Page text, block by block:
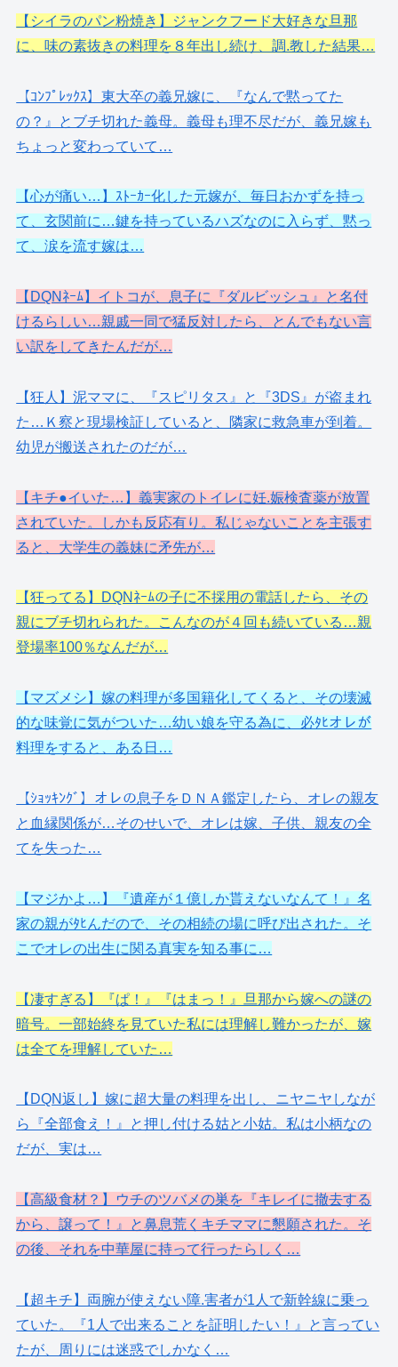
【シイラのパン粉焼き】ジャンクフード大好きな旦那
に、味の素抜きの料理を８年出し続け、調.教した結果…
【ｺﾝﾌﾟﾚｯｸｽ】東大卒の義兄嫁に、『なんで黙ってた
の？』とブチ切れた義母。義母も理不尽だが、義兄嫁も
ちょっと変わっていて…
【心が痛い…】ｽﾄｰｶｰ化した元嫁が、毎日おかずを持っ
て、玄関前に…鍵を持っているハズなのに入らず、黙っ
て、涙を流す嫁は…
【DQNﾈｰﾑ】イトコが、息子に『ダルビッシュ』と名付
けるらしい…親戚一同で猛反対したら、とんでもない言
い訳をしてきたんだが…
【狂人】泥ママに、『スピリタス』と『3DS』が盗まれ
た…Ｋ察と現場検証していると、隣家に救急車が到着。
幼児が搬送されたのだが…
【キチ●イいた…】義実家のトイレに妊.娠検査薬が放置
されていた。しかも反応有り。私じゃないことを主張す
ると、大学生の義妹に矛先が…
【狂ってる】DQNﾈｰﾑの子に不採用の電話したら、その
親にブチ切れられた。こんなのが４回も続いている…親
登場率100％なんだが…
【マズメシ】嫁の料理が多国籍化してくると、その壊滅
的な味覚に気がついた…幼い娘を守る為に、必ﾀﾋオレが
料理をすると、ある日…
【ｼｮｯｷﾝｸﾞ】オレの息子をＤＮＡ鑑定したら、オレの親友
と血縁関係が…そのせいで、オレは嫁、子供、親友の全
てを失った…
【マジかよ…】『遺産が１億しか貰えないなんて！』名
家の親がﾀﾋんだので、その相続の場に呼び出された。そ
こでオレの出生に関る真実を知る事に…
【凄すぎる】『ぱ！』『はまっ！』旦那から嫁への謎の
暗号。一部始終を見ていた私には理解し難かったが、嫁
は全てを理解していた…
【DQN返し】嫁に超大量の料理を出し、ニヤニヤしなが
ら『全部食え！』と押し付ける姑と小姑。私は小柄なの
だが、実は…
【高級食材？】ウチのツバメの巣を『キレイに撤去する
から、譲って！』と鼻息荒くキチママに懇願された。そ
の後、それを中華屋に持って行ったらしく…
【超キチ】両腕が使えない障.害者が1人で新幹線に乗っ
ていた。『1人で出来ることを証明したい！』と言ってい
たが、周りには迷惑でしかなく…